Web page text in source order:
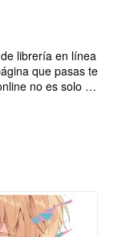
librería en línea
que pasas te
no es solo un
el barrio de
consulta hay un
y por eso,
listo para
es tan diverso
inmortales